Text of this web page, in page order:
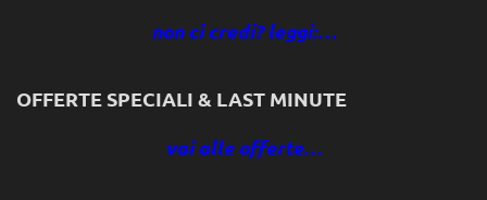
non ci credi? leggi:…
OFFERTE SPECIALI & LAST MINUTE
vai alle offerte…